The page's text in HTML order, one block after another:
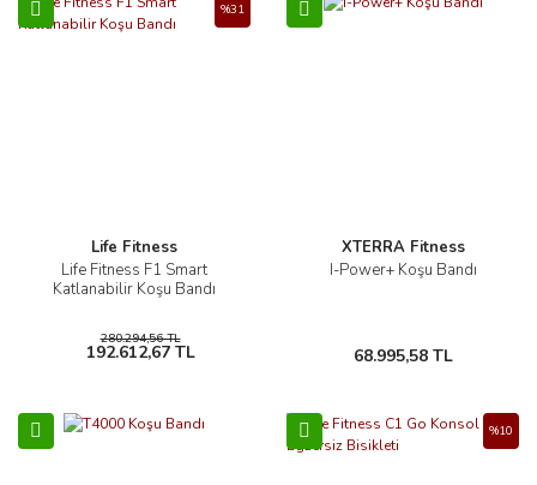
Life Fitness
Life Fitness F1 Smart
Katlanabilir Koşu Bandı
%31
280.294,56 TL
192.612,67 TL
XTERRA Fitness
I-Power+ Koşu Bandı
68.995,58 TL
%10